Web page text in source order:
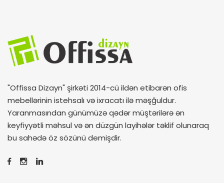
"Offissa Dizayn" şirkəti 2014-cü ildən etibarən ofis
mebellərinin istehsalı və ixracatı ilə məşğuldur.
Yaranmasından günümüzə qədər müştərilərə ən
keyfiyyətli məhsul və ən düzgün layihələr təklif olunaraq
bu sahədə öz sözünü demişdir.